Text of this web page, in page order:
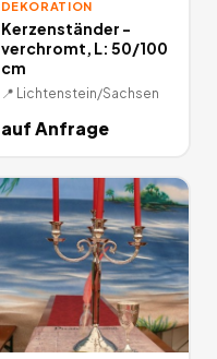
DEKORATION
Kerzenständer -
verchromt, L: 50/100
cm
📍 Lichtenstein/Sachsen
auf Anfrage